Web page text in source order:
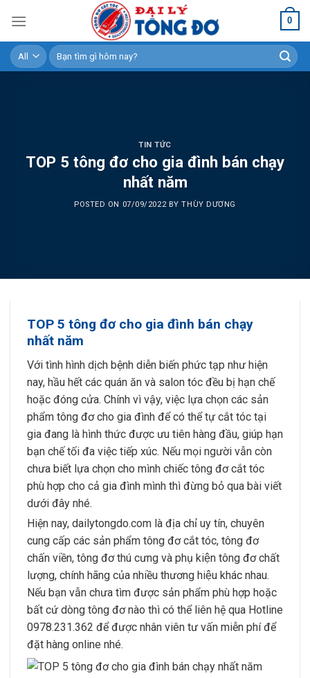
content
0
Tìm
kiếm:
TIN TỨC
TOP 5 tông đơ cho gia đình bán chạy
nhất năm
POSTED ON 07/09/2022BYTHÙY DƯƠNG
TOP 5 tông đơ cho gia đình bán chạy
nhất năm
Với tình hình dịch bệnh diễn biến phức tạp như hiện
nay, hầu hết các quán ăn và salon tóc đều bị hạn chế
hoặc đóng cửa. Chính vì vậy, việc lựa chọn các sản
phẩm tông đơ cho gia đình để có thể tự cắt tóc tại
gia đang là hình thức được ưu tiên hàng đầu, giúp hạn
bạn chế tối đa việc tiếp xúc. Nếu mọi người vẫn còn
chưa biết lựa chọn cho mình chiếc tông đơ cắt tóc
phù hợp cho cả gia đình mình thì đừng bỏ qua bài viết
dưới đây nhé.
Hiện nay, dailytongdo.com là địa chỉ uy tín, chuyên
cung cấp các sản phẩm tông đơ cắt tóc, tông đơ
chấn viền, tông đơ thú cưng và phụ kiện tông đơ chất
lượng, chính hãng của nhiều thương hiệu khác nhau.
Nếu bạn vẫn chưa tìm được sản phẩm phù hợp hoặc
bất cứ dòng tông đơ nào thì có thể liên hệ qua Hotline
0978.231.362 để được nhân viên tư vấn miễn phí để
đặt hàng online nhé.